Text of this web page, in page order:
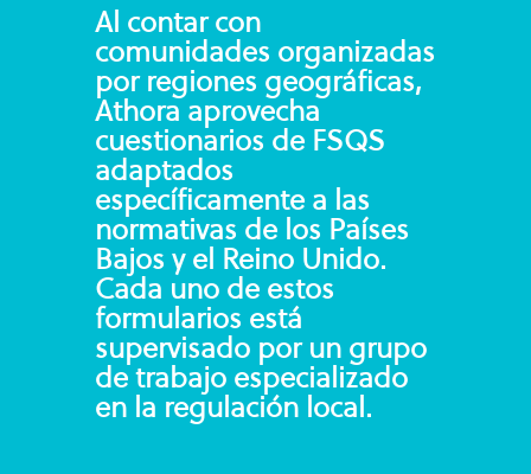
Al contar con
comunidades organizadas
por regiones geográficas,
Athora aprovecha
cuestionarios de FSQS
adaptados
específicamente a las
normativas de los Países
Bajos y el Reino Unido.
Cada uno de estos
formularios está
supervisado por un grupo
de trabajo especializado
en la regulación local.